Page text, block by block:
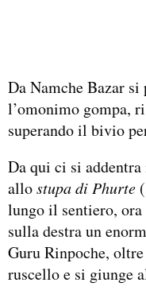
Da Namche Bazar
l’omonimo gompa,
superando il bivio
Da qui ci si
allostupa di Phurte
lungo il sentiero,
sulla destra un
Guru Rinpoche,
ruscello e si giunge